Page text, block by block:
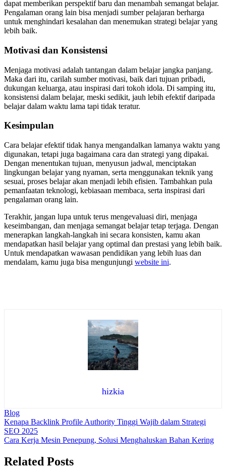
dapat memberikan perspektif baru dan menambah semangat belajar.
Pengalaman orang lain bisa menjadi sumber pelajaran berharga
untuk menghindari kesalahan dan menemukan strategi belajar yang
lebih baik.
Motivasi dan Konsistensi
Menjaga motivasi adalah tantangan dalam belajar jangka panjang.
Maka dari itu, carilah sumber motivasi, baik dari tujuan pribadi,
dukungan keluarga, atau inspirasi dari tokoh idola. Di samping itu,
konsistensi dalam belajar, meski sedikit, jauh lebih efektif daripada
belajar dalam waktu lama tapi tidak teratur.
Kesimpulan
Cara belajar efektif tidak hanya mengandalkan lamanya waktu yang
digunakan, tetapi juga bagaimana cara dan strategi yang dipakai.
Dengan menentukan tujuan, menyusun jadwal, menciptakan
lingkungan belajar yang nyaman, serta menggunakan teknik yang
sesuai, proses belajar akan menjadi lebih efisien. Tambahkan pula
pemanfaatan teknologi, kebiasaan membaca, serta inspirasi dari
pengalaman orang lain.
Terakhir, jangan lupa untuk terus mengevaluasi diri, menjaga
keseimbangan, dan menjaga semangat belajar tetap terjaga. Dengan
menerapkan langkah-langkah ini secara konsisten, kamu akan
mendapatkan hasil belajar yang optimal dan prestasi yang lebih baik.
Untuk mendapatkan wawasan pendidikan yang lebih luas dan
mendalam, kamu juga bisa mengunjungi website ini.
hizkia
Blog
Navigasi
pos
Kenapa Backlink Profile Authority Tinggi Wajib dalam Strategi
SEO 2025
Cara Kerja Mesin Penepung, Solusi Menghaluskan Bahan Kering
Related Posts